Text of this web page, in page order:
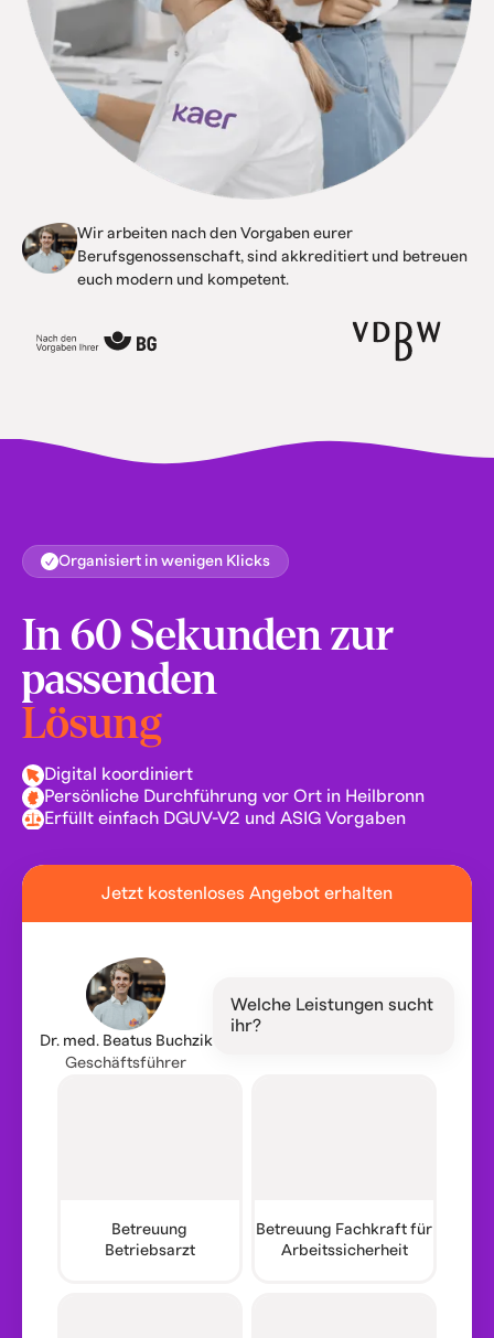
Wir arbeiten nach den Vorgaben eurer
Berufsgenossenschaft, sind akkreditiert und betreuen
euch modern und kompetent.
Organisiert in wenigen Klicks
In 60 Sekunden zur
passenden
Lösung
Digital koordiniert
Persönliche Durchführung vor Ort in Heilbronn
Erfüllt einfach DGUV-V2 und ASIG Vorgaben
Jetzt kostenloses Angebot erhalten
Dr. med. Beatus Buchzik
Geschäftsführer
Welche Leistungen sucht
ihr?
Betreuung
Betriebsarzt
Betreuung Fachkraft für
Arbeitssicherheit